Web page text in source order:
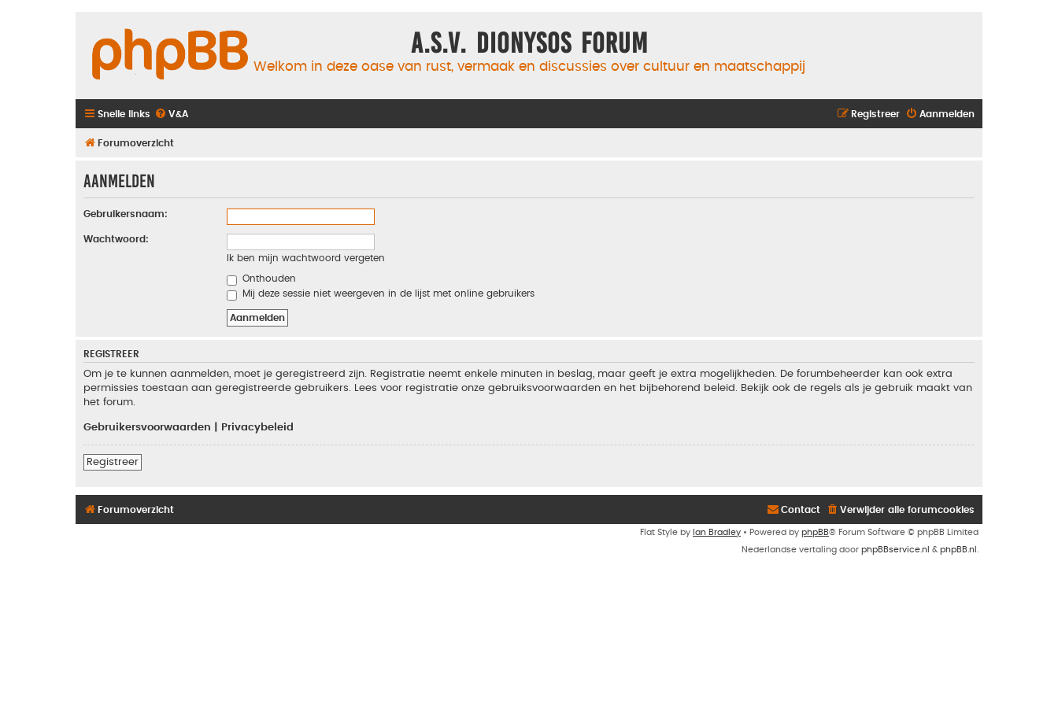
A.S.V. Dionysos Forum
Welkom in deze oase van rust, vermaak en discussies over cultuur en maatschappij
Snelle links V&A Aanmelden
Registreer
Forumoverzicht
Aanmelden
Gebruikersnaam:
Wachtwoord:
Ik ben mijn wachtwoord vergeten
Onthouden
Mij deze sessie niet weergeven in de lijst met online gebruikers
REGISTREER
Om je te kunnen aanmelden, moet je geregistreerd zijn. Registratie neemt enkele minuten in beslag, maar geeft je extra mogelijkheden. De forumbeheerder kan ook extra
permissies toestaan aan geregistreerde gebruikers. Lees voor registratie onze gebruiksvoorwaarden en het bijbehorend beleid. Bekijk ook de regels als je gebruik maakt van
het forum.
Gebruikersvoorwaarden Privacybeleid
Registreer
Forumoverzicht Verwijder alle forumcookies
Contact
Flat Style by Ian Bradley • Powered by phpBB® Forum Software © phpBB Limited
Nederlandse vertaling door phpBBservice.nl & phpBB.nl